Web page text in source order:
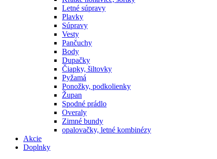
Letné súpravy
Plavky
Súpravy
Vesty
Pančuchy
Body
Dupačky
Čiapky, šiltovky
Pyžamá
Ponožky, podkolienky
Župan
Spodné prádlo
Overaly
Zimné bundy
opalovačky, letné kombinézy
Akcie
Doplnky